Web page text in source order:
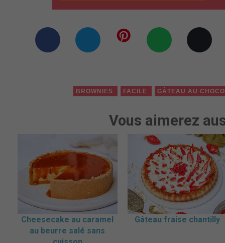
BROWNIES FACILE GÂTEAU AU
Vous aimerez
Cheesecake au caramel
au beurre salé sans
Gâteau fraise chantilly